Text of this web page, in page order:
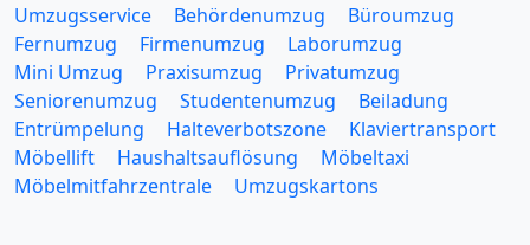
Umzugsservice Behördenumzug
Büroumzug
Fernumzug
Firmenumzug
Laborumzug
Mini Umzug
Praxisumzug
Privatumzug
Seniorenumzug
Studentenumzug
Beiladung
Entrümpelung
Halteverbotszone
Klaviertransport
Möbellift
Haushaltsauflösung
Möbeltaxi
Möbelmitfahrzentrale
Umzugskartons